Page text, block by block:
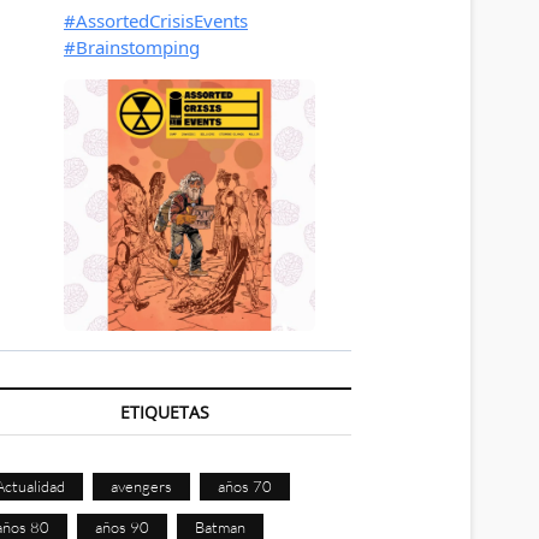
ETIQUETAS
avengers años 70
80 años 90 Batman